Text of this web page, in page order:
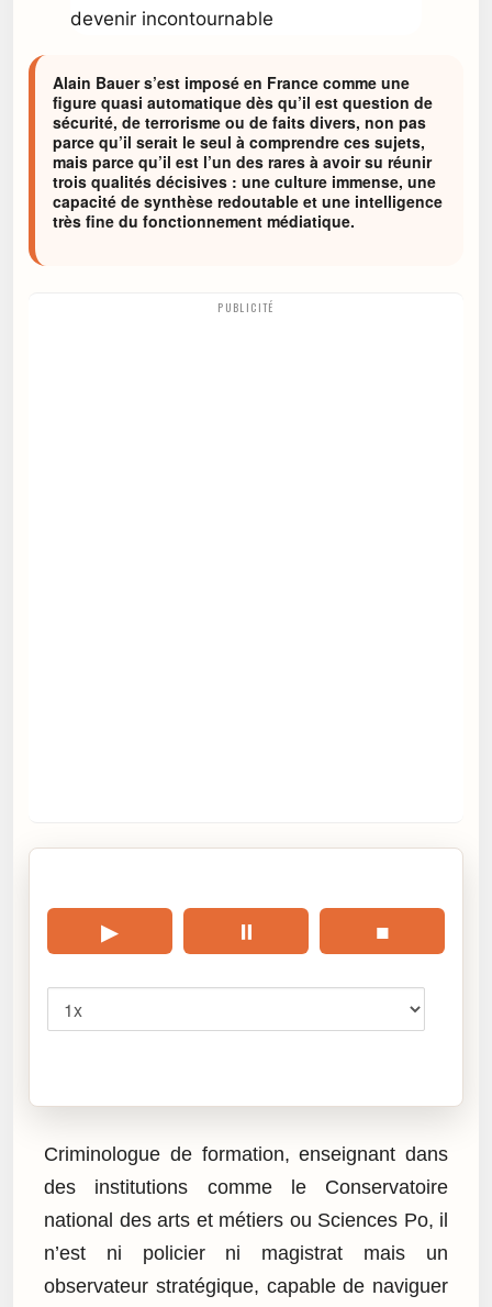
Alain Bauer s’est imposé en France comme une
figure quasi automatique dès qu’il est question de
sécurité, de terrorisme ou de faits divers, non pas
parce qu’il serait le seul à comprendre ces sujets,
mais parce qu’il est l’un des rares à avoir su réunir
trois qualités décisives : une culture immense, une
capacité de synthèse redoutable et une intelligence
très fine du fonctionnement médiatique.
PUBLICITÉ
▶ ⏸ ■
Criminologue de formation, enseignant dans
des institutions comme le Conservatoire
national des arts et métiers ou Sciences Po, il
n’est ni policier ni magistrat mais un
observateur stratégique, capable de naviguer